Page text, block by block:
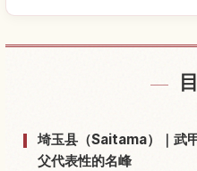
埼玉县（Saitama）｜武
父代表性的名峰